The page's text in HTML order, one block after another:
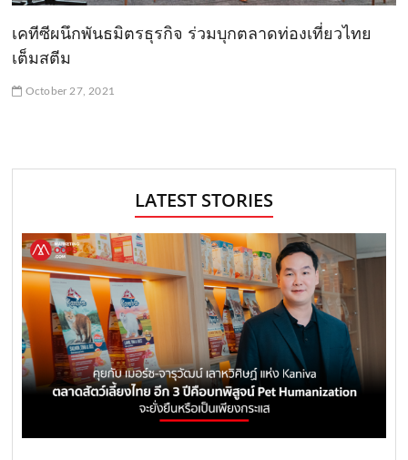
เคทีซีผนึกพันธมิตรธุรกิจ ร่วมบุกตลาดท่องเที่ยวไทย
เต็มสตีม
October 27, 2021
LATEST STORIES